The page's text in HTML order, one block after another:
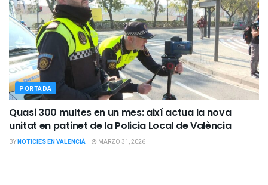
PORTADA
Quasi 300 multes en un mes: així actua la nova
unitat en patinet de la Policia Local de València
BYNOTICIES EN VALENCIÀ MARZO 31, 2026